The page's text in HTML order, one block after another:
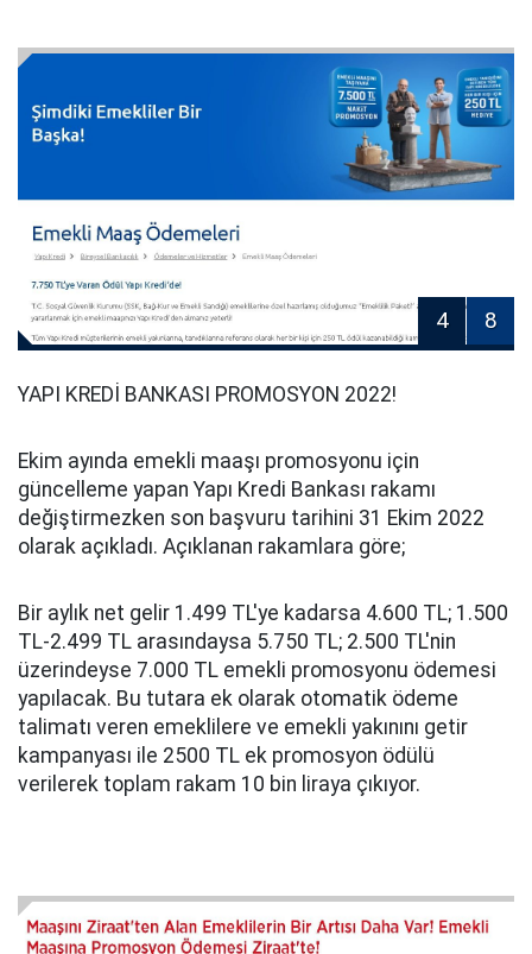
4 8
YAPI KREDİ BANKASI PROMOSYON 2022!
Ekim ayında emekli maaşı promosyonu için
güncelleme yapan Yapı Kredi Bankası rakamı
değiştirmezken son başvuru tarihini 31 Ekim 2022
olarak açıkladı. Açıklanan rakamlara göre;
Bir aylık net gelir 1.499 TL'ye kadarsa 4.600 TL; 1.500
TL-2.499 TL arasındaysa 5.750 TL; 2.500 TL'nin
üzerindeyse 7.000 TL emekli promosyonu ödemesi
yapılacak. Bu tutara ek olarak otomatik ödeme
talimatı veren emeklilere ve emekli yakınını getir
kampanyası ile 2500 TL ek promosyon ödülü
verilerek toplam rakam 10 bin liraya çıkıyor.